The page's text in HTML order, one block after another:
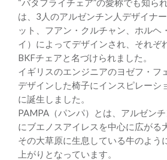
“バタフライチェア”の愛称でも知ら
は、3人のアルゼンチン人デザイナ
ット、フアン・クルチャン、ホルヘ
イ）によってデザインされ、それぞ
BKFチェアと名づけられました。
イギリスのエンジニアのヨゼフ・フ
デザインした椅子にインスピレーシ
に誕生しました。
PAMPA（パンパ）とは、アルゼン
にブエノスアイレスを中心に広がる
その大草原に生息している牛のよう
上がりとなっています。